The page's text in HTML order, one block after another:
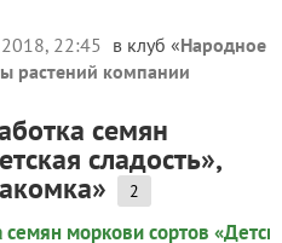
22:45 в клуб «Народное
растений компании
семян
сладость»,
2